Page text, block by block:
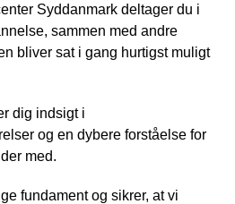
Syddanmark deltager du i
sammen med andre
bliver sat i gang hurtigst muligt
dig indsigt i
og en dybere forståelse for
med.
fundament og sikrer, at vi